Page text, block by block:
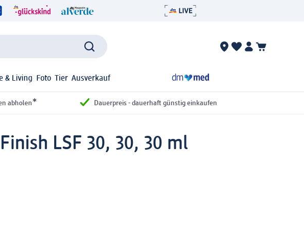
& Living Foto Tier Ausverkauf
abholen* Dauerpreis - dauerhaft günstig einkaufen
LSF 30, 30, 30 ml